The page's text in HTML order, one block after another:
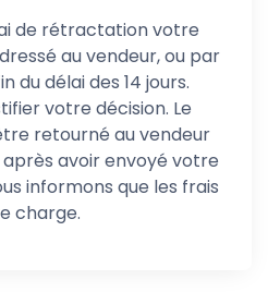
de rétractation votre
au vendeur, ou par
du délai des 14 jours.
votre décision. Le
retourné au vendeur
après avoir envoyé votre
informons que les frais
charge.